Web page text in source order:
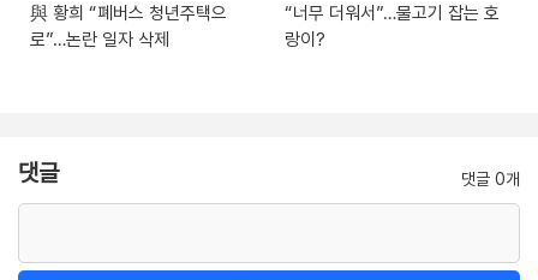
與 황희 “폐버스 청년주택으
로”…논란 일자 삭제
“너무 더워서”…물고기 잡는 호
랑이?
댓글 댓글 0개